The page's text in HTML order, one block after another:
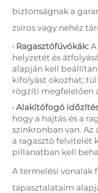
biztonságnak a
zsíros vagy nehéz
· Ragasztófúvókák:
helyzetét és
alapján kell
kifolyást okozhat;
rögzíti megfelelően
· Alakítófogó
hogy a hajtás és a
szinkronban van.
a ragasztó felvitelét
pillanatban kell
A termelési vonalak
tapasztalataim